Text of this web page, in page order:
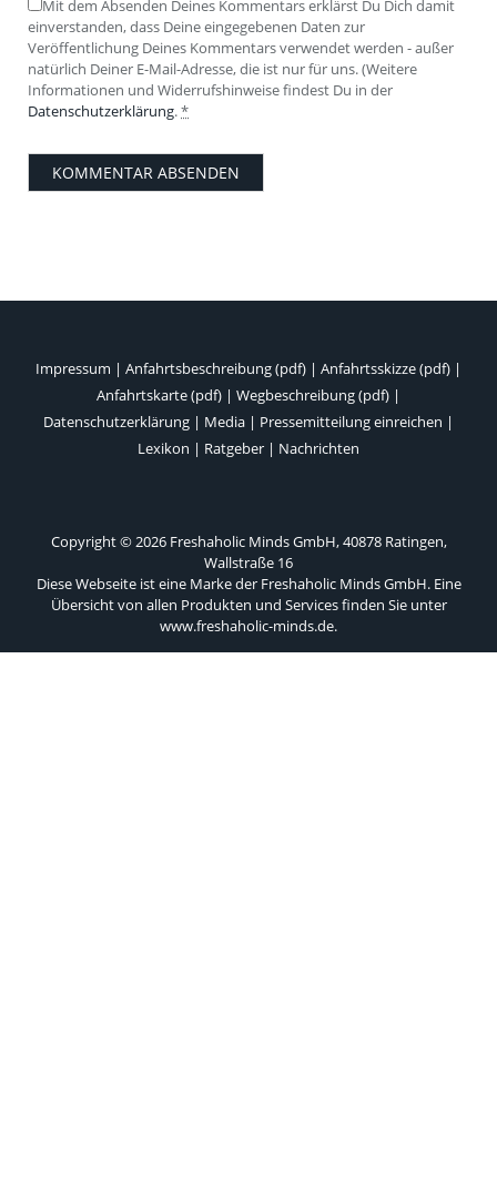
Mit dem Absenden Deines Kommentars erklärst Du Dich damit
einverstanden, dass Deine eingegebenen Daten zur
Veröffentlichung Deines Kommentars verwendet werden - außer
natürlich Deiner E-Mail-Adresse, die ist nur für uns. (Weitere
Informationen und Widerrufshinweise findest Du in der
Datenschutzerklärung.*
Impressum | Anfahrtsbeschreibung (pdf) | Anfahrtsskizze (pdf) |
Anfahrtskarte (pdf) | Wegbeschreibung (pdf) |
Datenschutzerklärung | Media | Pressemitteilung einreichen |
Lexikon | Ratgeber | Nachrichten
Copyright © 2026 Freshaholic Minds GmbH, 40878 Ratingen,
Wallstraße 16
Diese Webseite ist eine Marke der Freshaholic Minds GmbH. Eine
Übersicht von allen Produkten und Services finden Sie unter
www.freshaholic-minds.de.